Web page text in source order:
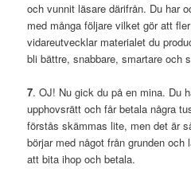
och vunnit läsare därifrån. Du har
med många följare vilket gör att
vidareutvecklar materialet du
bli bättre, snabbare, smartare och
7. OJ! Nu gick du på en mina. Du
upphovsrätt och får betala några
förstås skämmas lite, men det är
börjar med något från grunden
att bita ihop och betala.